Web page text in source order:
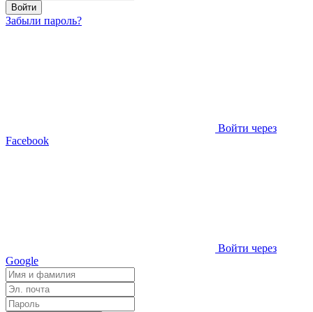
Войти
Забыли пароль?
Войти через
Facebook
Войти через
Google